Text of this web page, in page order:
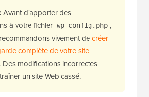
Avant d'apporter des
à votre fichier wp-config.php ,
vivement decréer
complète de votre site
. Des modifications incorrectes
un site Web cassé.